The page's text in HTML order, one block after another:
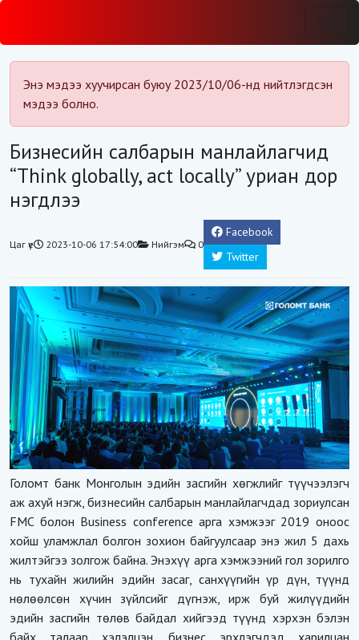
Энэ мэдээ хуучирсан буюу 2023/10/06-нд нийтлэгдсэн
мэдээ болно.
Бизнесийн салбарын манлайлагчид
“Think globally, act locally” уриан дор
нэгдлээ
Цаг үе 2023-10-06 17:54:00 Нийгэм 0
Facebook
Twitter
Голомт банк Монголын эдийн засгийн хөгжлийг түүчээлэгч
аж ахуй нэгж, бизнесийн салбарын манлайлагчдад зориулсан
FMC болон Business conference арга хэмжээг 2019 оноос
хойш уламжлал болгон зохион байгуулсаар энэ жил 5 дахь
жилтэйгээ золгож байна. Энэхүү арга хэмжээний гол зорилго
нь тухайн жилийн эдийн засаг, санхүүгийн үр дүн, түүнд
нөлөөлсөн хүчин зүйлсийг дүгнэж, ирж буй жилүүдийн
эдийн засгийн төлөв байдал хийгээд түүнд хэрхэн бэлэн